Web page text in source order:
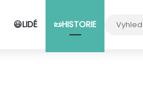
😃LIDÉ 📜HISTORIE